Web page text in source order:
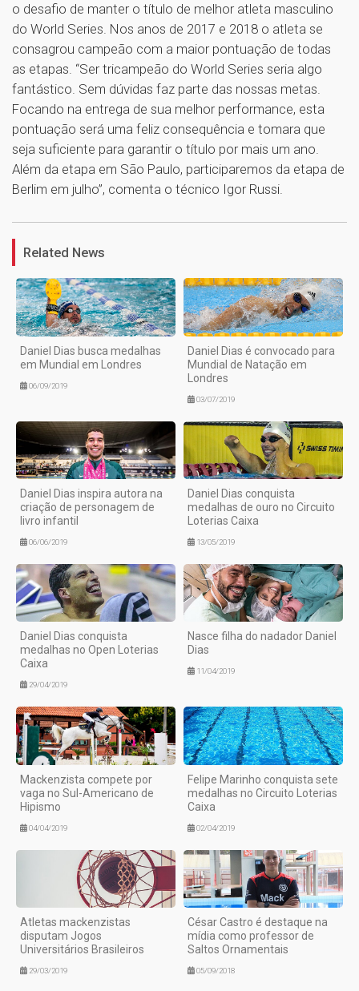
o desafio de manter o título de melhor atleta masculino
do World Series. Nos anos de 2017 e 2018 o atleta se
consagrou campeão com a maior pontuação de todas
as etapas. “Ser tricampeão do World Series seria algo
fantástico. Sem dúvidas faz parte das nossas metas.
Focando na entrega de sua melhor performance, esta
pontuação será uma feliz consequência e tomara que
seja suficiente para garantir o título por mais um ano.
Além da etapa em São Paulo, participaremos da etapa de
Berlim em julho”, comenta o técnico Igor Russi.
1
Related News
Daniel Dias busca medalhas
em Mundial em Londres
06/09/2019
Daniel Dias é convocado para
Mundial de Natação em
Londres
03/07/2019
Daniel Dias inspira autora na
criação de personagem de
livro infantil
06/06/2019
Daniel Dias conquista
medalhas de ouro no Circuito
Loterias Caixa
13/05/2019
Daniel Dias conquista
medalhas no Open Loterias
Caixa
29/04/2019
Nasce filha do nadador Daniel
Dias
11/04/2019
Mackenzista compete por
vaga no Sul-Americano de
Hipismo
04/04/2019
Felipe Marinho conquista sete
medalhas no Circuito Loterias
Caixa
02/04/2019
Atletas mackenzistas
disputam Jogos
Universitários Brasileiros
29/03/2019
César Castro é destaque na
mídia como professor de
Saltos Ornamentais
05/09/2018